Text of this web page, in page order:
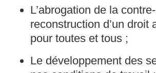
L’abrogation de la
reconstruction d’un
pour toutes et tous ;
Le développement des